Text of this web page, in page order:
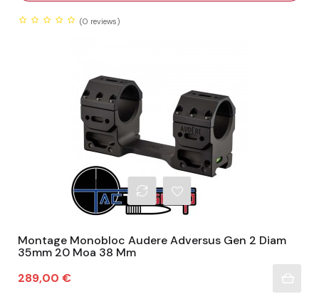
(0 reviews)
Montage Monobloc Audere Adversus Gen 2 Diam
35mm 20 Moa 38 Mm
Prix
289,00 €